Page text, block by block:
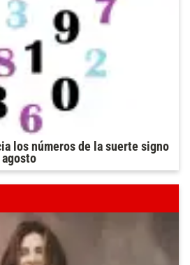
los números de la suerte signo